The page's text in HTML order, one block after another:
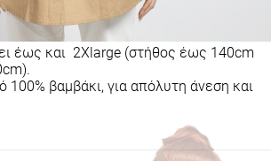
έως και 2Xlarge (στήθος έως 140cm
100% βαμβάκι, για απόλυτη άνεση και